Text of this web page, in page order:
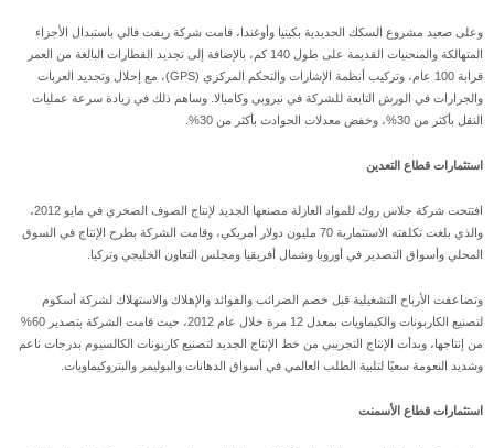
وعلى صعيد مشروع السكك الحديدية بكينيا وأوغندا، قامت شركة ريفت فالي باستبدال الأجزاء
المتهالكة والمنحنيات القديمة على طول 140 كم، بالإضافة إلى تجديد القطارات البالغة من العمر
قرابة 100 عام، وتركيب أنظمة الإشارات والتحكم المركزي (GPS)، مع إحلال وتجديد العربات
والجرارات في الورش التابعة للشركة في نيروبي وكامبالا. وساهم ذلك في زيادة سرعة عمليات
النقل بأكثر من 30%، وخفض معدلات الحوادث بأكثر من 30%.
استثمارات قطاع التعدين
افتتحت شركة جلاس روك للمواد العازلة مصنعها الجديد لإنتاج الصوف الصخري في مايو 2012،
والذي بلغت تكلفته الاستثمارية 70 مليون دولار أمريكي، وقامت الشركة بطرح الإنتاج في السوق
المحلي وأسواق التصدير في أوروبا وشمال أفريقيا ومجلس التعاون الخليجي وتركيا.
وتضاعفت الأرباح التشغيلية قبل خصم الضرائب والفوائد والإهلاك والاستهلاك لشركة أسكوم
لتصنيع الكاربونات والكيماويات بمعدل 12 مرة خلال عام 2012، حيث قامت الشركة بتصدير 60%
من إنتاجها، وبدأت الإنتاج التجريبي من خط الإنتاج الجديد لتصنيع كاربونات الكالسيوم بدرجات ناعم
وشديد النعومة سعيًا لتلبية الطلب العالمي في أسواق الدهانات والبوليمر والبتروكيماويات.
استثمارات قطاع الأسمنت